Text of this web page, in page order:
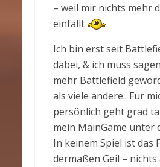
– weil mir nichts mehr
einfällt
Ich bin erst seit
dabei, & ich muss
mehr Battlefield
als viele andere.. Für
persönlich geht grad
mein MainGame unter
In keinem Spiel ist das
dermaßen Geil – nichts